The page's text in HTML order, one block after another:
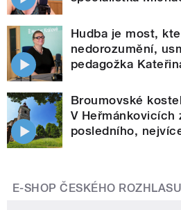
Hudba je most,
nedorozumění,
pedagožka
Broumovské
V Heřmánkovicích
posledního,
E-SHOP ČESKÉHO ROZHLASU